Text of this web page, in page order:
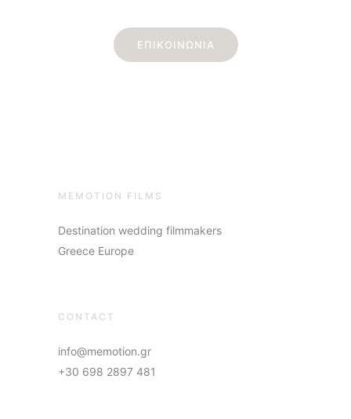
ΕΠΙΚΟΙΝΩΝΙΑ
MEMOTION FILMS
Destination wedding filmmakers
Greece Europe
CONTACT
info@memotion.gr
+30 698 2897 481